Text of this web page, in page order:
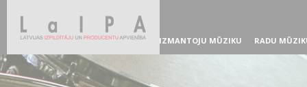
IZMANTOJU MŪZIKU RADU